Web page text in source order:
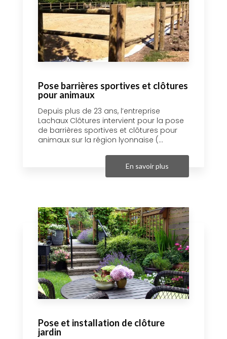
Pose barrières sportives et clôtures
pour animaux
Depuis plus de 23 ans, l’entreprise
Lachaux Clôtures intervient pour la pose
de barrières sportives et clôtures pour
animaux sur la région lyonnaise (...
En savoir plus
Pose et installation de clôture
jardin